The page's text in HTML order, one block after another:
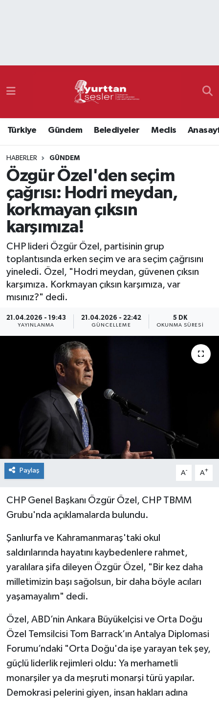
Türkiye Gündem Belediyeler Meclis
HABERLER GÜNDEM
Özgür Özel'den seçim
çağrısı: Hodri meydan,
korkmayan çıksın
karşımıza!
CHP lideri Özgür Özel, partisinin grup
toplantısında erken seçim ve ara seçim çağrısını
yineledi. Özel, "Hodri meydan, güvenen çıksın
karşımıza. Korkmayan çıksın karşımıza, var
mısınız?" dedi.
21.04.2026 - 19:43
YAYINLANMA
21.04.2026 - 22:42
GÜNCELLEME
5 DK
OKUNMA SÜRESI
Paylaş A- A+
CHP Genel Başkanı Özgür Özel, CHP TBMM
Grubu'nda açıklamalarda bulundu.
Şanlıurfa ve Kahramanmaraş'taki okul
saldırılarında hayatını kaybedenlere rahmet,
yaralılara şifa dileyen Özgür Özel, "Bir kez daha
milletimizin başı sağolsun, bir daha böyle acıları
yaşamayalım" dedi.
Özel, ABD’nin Ankara Büyükelçisi ve Orta Doğu
Özel Temsilcisi Tom Barrack’ın Antalya Diplomasi
Forumu’ndaki "Orta Doğu'da işe yarayan tek şey,
güçlü liderlik rejimleri oldu: Ya merhametli
monarşiler ya da meşruti monarşi türü yapılar.
Demokrasi pelerini giyen, insan hakları adına
Namaz Vakitleri
Süper Lig Puan Durumu ve Fikstür
Tüm Manşetler
Son Dakika Haberleri
Haber Arşivi